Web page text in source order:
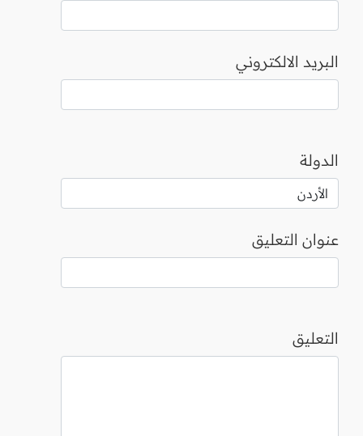
البريد الالكتروني
الدولة
عنوان التعليق
التعليق